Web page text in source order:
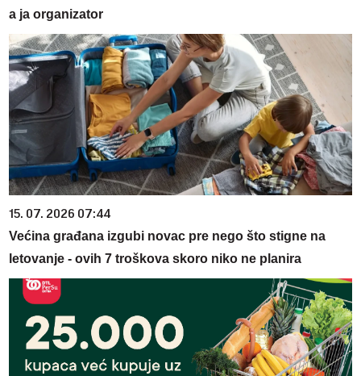
a ja organizator
15. 07. 2026 07:44
Većina građana izgubi novac pre nego što stigne na
letovanje - ovih 7 troškova skoro niko ne planira